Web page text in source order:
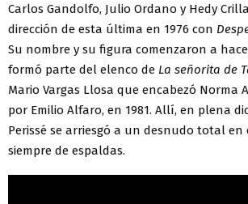
Carlos Gandolfo, Julio Ordano y Hedy
dirección de esta última en 1976 con
Su nombre y su figura comenzaron a
formó parte del elenco de La señorita de
Mario Vargas Llosa que encabezó Norma
por Emilio Alfaro, en 1981. Allí, en plena
Perissé se arriesgó a un desnudo total en
siempre de espaldas.